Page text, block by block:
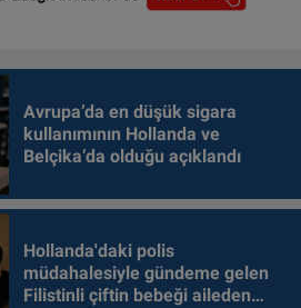
Avrupa’da en düşük sigara
kullanımının Hollanda ve
Belçika’da olduğu açıklandı
Hollanda'daki polis
müdahalesiyle gündeme gelen
Filistinli çiftin bebeği aileden